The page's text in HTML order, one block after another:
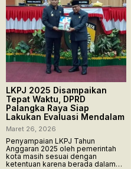
LKPJ 2025 Disampaikan
Tepat Waktu, DPRD
Palangka Raya Siap
Lakukan Evaluasi Mendalam
Maret 26, 2026
Penyampaian LKPJ Tahun
Anggaran 2025 oleh pemerintah
kota masih sesuai dengan
ketentuan karena berada dalam…